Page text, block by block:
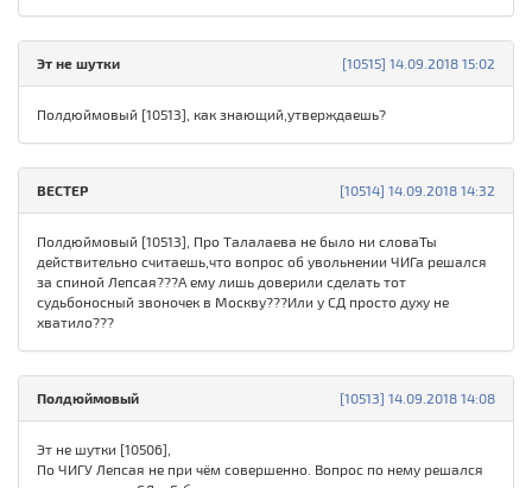
[10515] 14.09.2018 15:02
Эт не шутки
Полдюймовый [10513], как знающий,утверждаешь?
[10514] 14.09.2018 14:32
ВЕСТЕР
Полдюймовый [10513], Про Талалаева не было ни словаТы
действительно считаешь,что вопрос об увольнении ЧИГа решался
за спиной Лепсая???А ему лишь доверили сделать тот
судьбоносный звоночек в Москву???Или у СД просто духу не
хватило???
[10513] 14.09.2018 14:08
Полдюймовый
Эт не шутки [10506],
По ЧИГУ Лепсая не при чём совершенно. Вопрос по нему решался